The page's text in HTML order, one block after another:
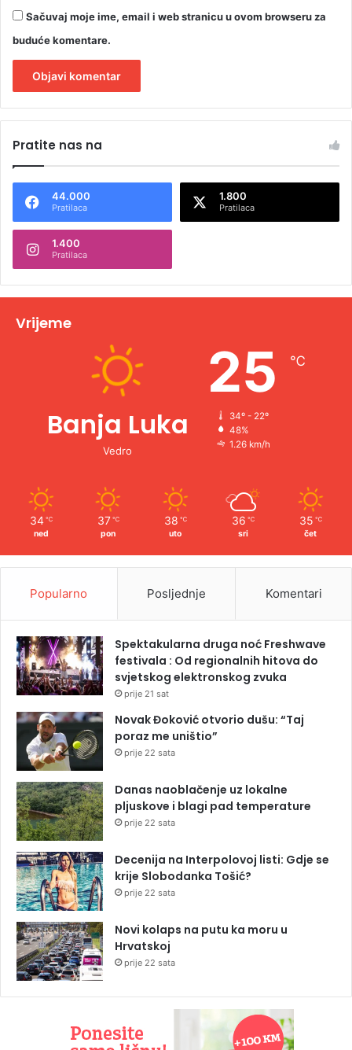
Sačuvaj moje ime, email i web stranicu u ovom browseru za
buduće komentare.
t
n
t
v
Pratite nas na
44.000
Pratilaca
1.800
Pratilaca
1.400
Pratilaca
Vrijeme
Banja Luka
Vedro
25 ℃
34º - 22º
48%
1.26 km/h
34 ℃
ned
37 ℃
pon
38 ℃
uto
36 ℃
sri
35 ℃
čet
Popularno Posljednje Komentari
Spektakularna druga noć Freshwave
festivala : Od regionalnih hitova do
svjetskog elektronskog zvuka
prije 21 sat
Novak Đoković otvorio dušu: “Taj
poraz me uništio”
prije 22 sata
Danas naoblačenje uz lokalne
pljuskove i blagi pad temperature
prije 22 sata
Decenija na Interpolovoj listi: Gdje se
krije Slobodanka Tošić?
prije 22 sata
Novi kolaps na putu ka moru u
Hrvatskoj
prije 22 sata